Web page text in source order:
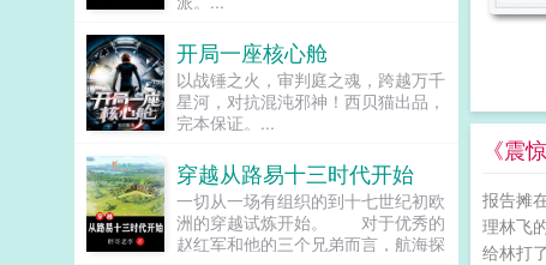
《震
报告摊
理林飞
给林打
坏消息这人脾气差，控制欲强，还打
开局一座核心舱
以战锤之火，审判庭之魂，跨越万千
星河，对抗混沌邪神！西贝猫出品，
完本保证。...
穿越从路易十三时代开始
一切从一场有组织的到十七世纪初欧
洲的穿越试炼开始。 对于优秀的
赵红军和他的三个兄弟而言，航海探